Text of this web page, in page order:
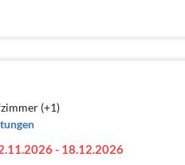
und Balko...
(+1)
- 18.12.2026